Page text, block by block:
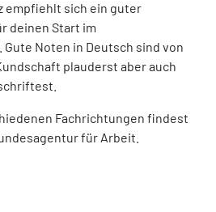
empfiehlt sich ein guter
deinen Start im
Noten in Deutsch sind von
plauderst aber auch
Fachrichtungen findest
für Arbeit.